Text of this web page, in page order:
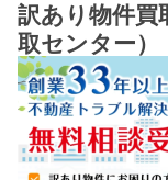
訳あり物件買
取センター）